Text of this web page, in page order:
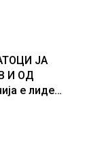
ЈА
И ОД
е лидер